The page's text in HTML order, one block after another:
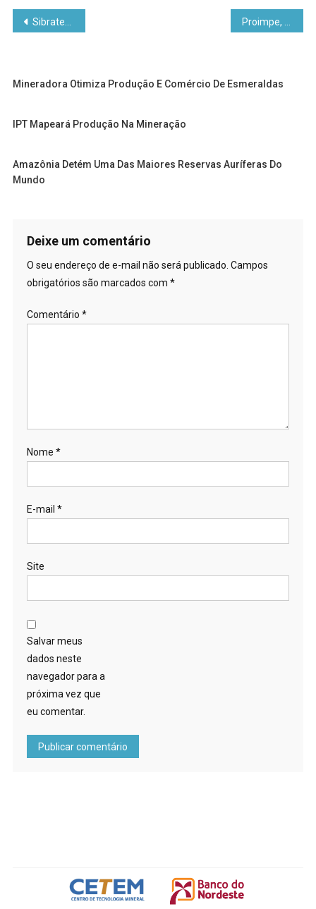
Navegação
Post
Sibratec começa a formar rede de inovação tecnológica
Mineradora Otimiza Produção E Comércio De Esmeraldas
IPT Mapeará Produção Na Mineração
Amazônia Detém Uma Das Maiores Reservas Auríferas Do
Mundo
Deixe um comentário
O seu endereço de e-mail não será publicado. Campos
obrigatórios são marcados com *
Comentário *
Nome *
E-mail *
Site
Salvar meus
dados neste
navegador para a
próxima vez que
eu comentar.